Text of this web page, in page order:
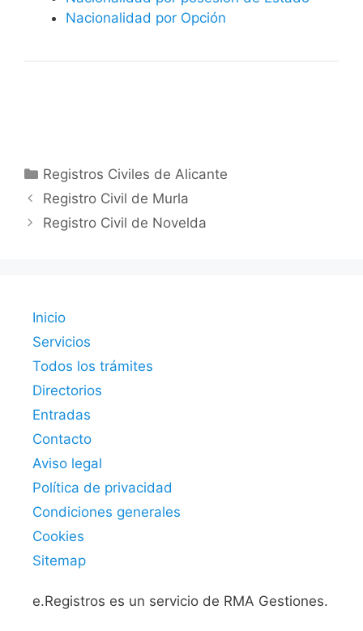
Nacionalidad por Opción
Categorías
Registros Civiles de Alicante
Registro Civil de Murla
Registro Civil de Novelda
Inicio
Servicios
Todos los trámites
Directorios
Entradas
Contacto
Aviso legal
Política de privacidad
Condiciones generales
Cookies
Sitemap
e.Registros es un servicio de RMA Gestiones.